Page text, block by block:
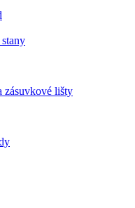
zásuvkové lišty